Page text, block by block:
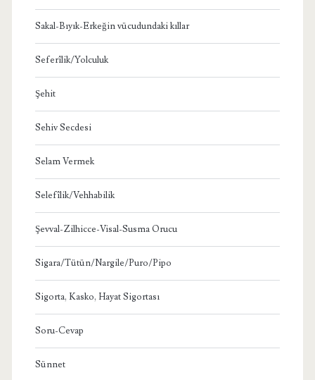
Sakal-Bıyık-Erkeğin vücudundaki kıllar
Seferîlik/Yolculuk
Şehit
Sehiv Secdesi
Selam Vermek
Selefîlik/Vehhabilik
Şevval-Zilhicce-Visal-Susma Orucu
Sigara/Tütün/Nargile/Puro/Pipo
Sigorta, Kasko, Hayat Sigortası
Soru-Cevap
Sünnet